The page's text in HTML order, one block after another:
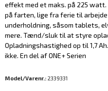
effekt med et maks. på 225
på farten, lige fra ferie til
underholdning, såsom tablets,
mere. Tænd/sluk til at styre
Opladningshastighed op til 1,7
ikke. En del af ONE+ Serien
Model/Varenr.: 2339331